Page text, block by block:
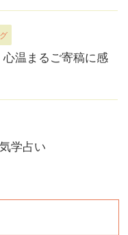
温まるご寄稿に感
学占い